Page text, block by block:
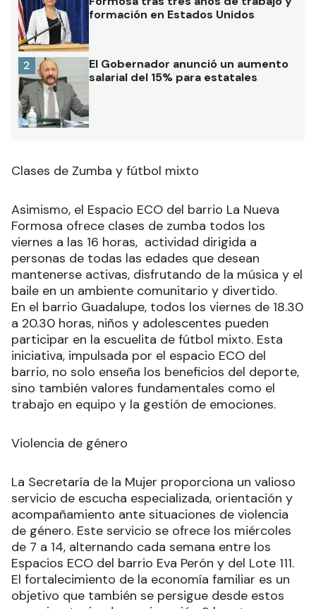
formación en Estados Unidos
El Gobernador anunció un aumento
salarial del 15% para estatales
2
Clases de Zumba y fútbol mixto
Asimismo, el Espacio ECO del barrio La Nueva
Formosa ofrece clases de zumba todos los
viernes a las 16 horas, actividad dirigida a
personas de todas las edades que desean
mantenerse activas, disfrutando de la música y el
baile en un ambiente comunitario y divertido.
En el barrio Guadalupe, todos los viernes de 18.30
a 20.30 horas, niños y adolescentes pueden
participar en la escuelita de fútbol mixto. Esta
iniciativa, impulsada por el espacio ECO del
barrio, no solo enseña los beneficios del deporte,
sino también valores fundamentales como el
trabajo en equipo y la gestión de emociones.
Violencia de género
La Secretaría de la Mujer proporciona un valioso
servicio de escucha especializada, orientación y
acompañamiento ante situaciones de violencia
de género. Este servicio se ofrece los miércoles
de 7 a 14, alternando cada semana entre los
Espacios ECO del barrio Eva Perón y del Lote 111.
El fortalecimiento de la economía familiar es un
objetivo que también se persigue desde estos